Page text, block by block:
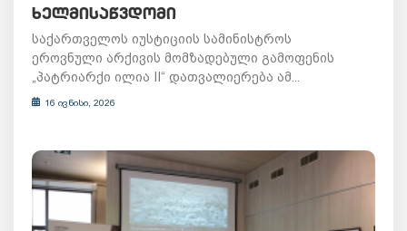
ᲮᲔᲚᲛᲘᲡᲐᲬᲕᲓᲝᲛᲘ
საქართველოს იუსტიციის სამინისტროს
ეროვნული არქივის მომზადებული გამოფენის
„პატრიარქი ილია II“ დათვალიერება ამ...
16 ივნისი, 2026